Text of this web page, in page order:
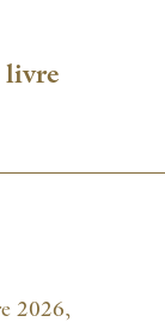
livre
2026,